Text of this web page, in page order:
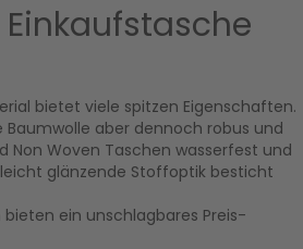
bietet viele spitzen Eigenschaften.
Baumwolle aber dennoch robus und
Non Woven Taschen wasserfest und
glänzende Stoffoptik besticht
bieten ein unschlagbares Preis-